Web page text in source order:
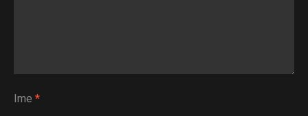
Ime *